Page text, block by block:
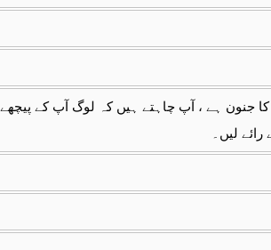
کا جنون ہے ، آپ چاہتے ہیں کہ لوگ آپ کے پیچھے
لیں۔